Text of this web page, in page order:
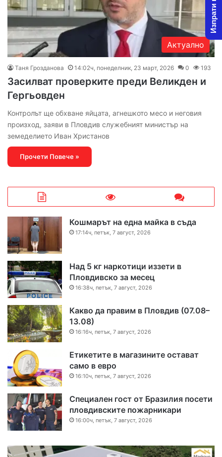
Актуално
Таня Грозданова 14:02ч, понеделник, 23 март, 2026 0 193
Засилват проверките преди Великден и
Гергьовден
Контролът ще обхване яйцата, агнешкото месо и неговия
произход, заяви в Пловдив служебният министър на
земеделието Иван Христанов
Прочети Повече »
Кошмарът на една майка в съда
17:14ч, петък, 7 август, 2026
Над 5 кг наркотици иззети в
Пловдивско за месец
16:38ч, петък, 7 август, 2026
Какво да правим в Пловдив (07.08–
13.08)
16:16ч, петък, 7 август, 2026
Етикетите в магазините остават
само в евро
16:10ч, петък, 7 август, 2026
Специален гост от Бразилия посети
пловдивските пожарникари
16:00ч, петък, 7 август, 2026